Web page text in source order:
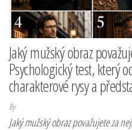
Jaký mužský obraz
Psychologický test, který
charakterové rysy a
By
Jaký mužský obraz považujete za